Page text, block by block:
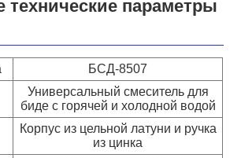
параметры
БСД-8507
Универсальный смеситель для
биде с горячей и холодной водой
Корпус из цельной латуни и ручка
из цинка